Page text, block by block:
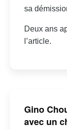
sa
Deux ans
l’article.
Gino
avec un